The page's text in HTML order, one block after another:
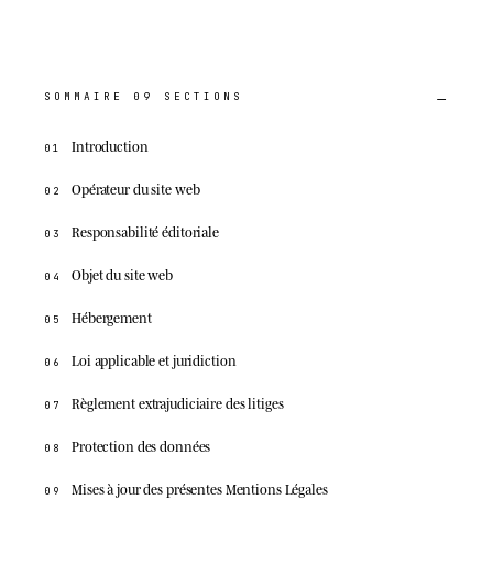
SOMMAIRE 09 SECTIONS
01 Introduction
02 Opérateur du site web
03 Responsabilité éditoriale
04 Objet du site web
05 Hébergement
06 Loi applicable et juridiction
07 Règlement extrajudiciaire des litiges
08 Protection des données
09 Mises à jour des présentes Mentions Légales